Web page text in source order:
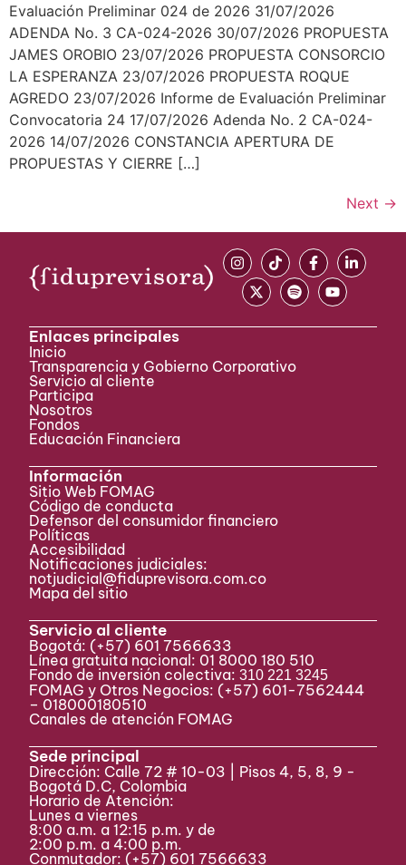
Evaluación Preliminar 024 de 2026 31/07/2026
ADENDA No. 3 CA-024-2026 30/07/2026 PROPUESTA
JAMES OROBIO 23/07/2026 PROPUESTA CONSORCIO
LA ESPERANZA 23/07/2026 PROPUESTA ROQUE
AGREDO 23/07/2026 Informe de Evaluación Preliminar
Convocatoria 24 17/07/2026 Adenda No. 2 CA-024-
2026 14/07/2026 CONSTANCIA APERTURA DE
PROPUESTAS Y CIERRE […]
Next →
Enlaces principales
Inicio
Transparencia y Gobierno Corporativo
Servicio al cliente
Participa ​
Nosotros
Fondos
Educación Financiera
Información
Sitio Web FOMAG
Código de conducta
Defensor del consumidor financiero
Políticas
Accesibilidad
Notificaciones judiciales:
notjudicial@fiduprevisora.com.co
Mapa del sitio
Servicio al cliente
Bogotá: (+57) 601 7566633
Línea gratuita nacional: 01 8000 180 510
Fondo de inversión colectiva:310 221 3245
FOMAG y Otros Negocios: (+57) 601-7562444
– 018000180510
Canales de atención FOMAG
Sede principal
Dirección: Calle 72 # 10-03 | Pisos 4, 5, 8, 9 -
Bogotá D.C, Colombia
Horario de Atención:
Lunes a viernes
8:00 a.m. a 12:15 p.m. y de
2:00 p.m. a 4:00 p.m.
Conmutador: (+57) 601 7566633